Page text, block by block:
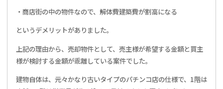
・商店街の中の物件なので、解体費建築費が割高になる
というデメリットがありました。
上記の理由から、売却物件として、売主様が希望する金額と買主
様が検討する金額が乖離している案件でした。
建物自体は、元々かなり古いタイプのパチンコ店の仕様で、1階は